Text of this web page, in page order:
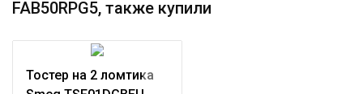
FAB50RPG5, также купили
Тостер на 2 ломтика